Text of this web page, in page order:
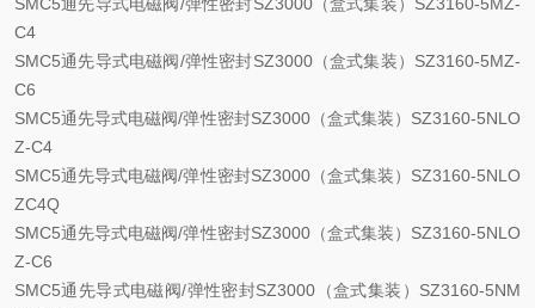
C4
SMC5通先导式电磁阀/弹性密封SZ3000（盒式集装）SZ3160-5MZ-
C6
SMC5通先导式电磁阀/弹性密封SZ3000（盒式集装）SZ3160-5NLO
Z-C4
SMC5通先导式电磁阀/弹性密封SZ3000（盒式集装）SZ3160-5NLO
ZC4Q
SMC5通先导式电磁阀/弹性密封SZ3000（盒式集装）SZ3160-5NLO
Z-C6
SMC5通先导式电磁阀/弹性密封SZ3000（盒式集装）SZ3160-5NM